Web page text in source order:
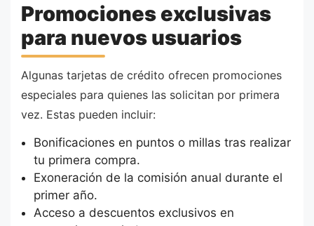
Promociones exclusivas
para nuevos usuarios
Algunas tarjetas de crédito ofrecen promociones
especiales para quienes las solicitan por primera
vez. Estas pueden incluir:
Bonificaciones en puntos o millas tras realizar
tu primera compra.
Exoneración de la comisión anual durante el
primer año.
Acceso a descuentos exclusivos en